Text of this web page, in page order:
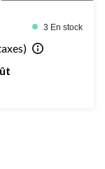
3 En stock